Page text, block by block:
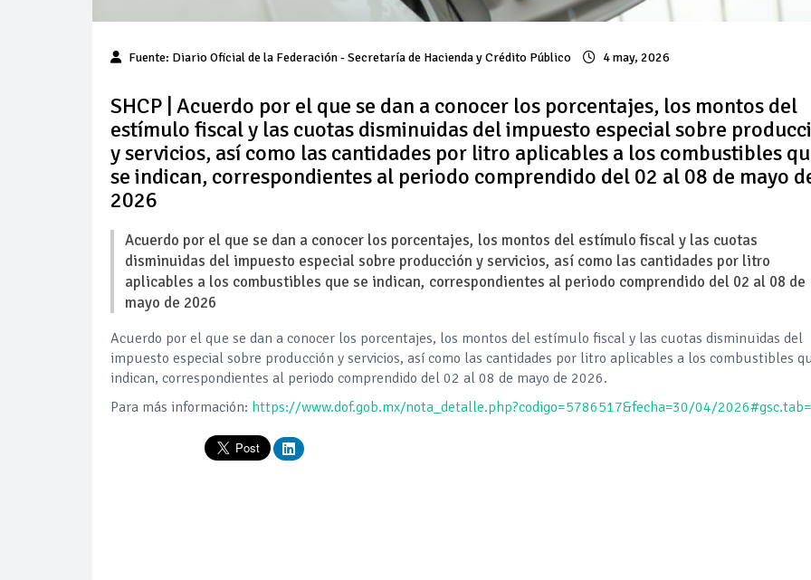
Fuente: Diario Oficial de la Federación - Secretaría de Hacienda y Crédito Público 4 may, 2026
SHCP | Acuerdo por el que se dan a conocer los porcentajes, los montos del
estímulo fiscal y las cuotas disminuidas del impuesto especial sobre
y servicios, así como las cantidades por litro aplicables a los combustibles
se indican, correspondientes al periodo comprendido del 02 al 08 de mayo
2026
Acuerdo por el que se dan a conocer los porcentajes, los montos del estímulo fiscal y las cuotas
disminuidas del impuesto especial sobre producción y servicios, así como las cantidades por litro
aplicables a los combustibles que se indican, correspondientes al periodo comprendido del 02 al 08 de
mayo de 2026
Acuerdo por el que se dan a conocer los porcentajes, los montos del estímulo fiscal y las cuotas disminuidas del
impuesto especial sobre producción y servicios, así como las cantidades por litro aplicables a los combustibles
indican, correspondientes al periodo comprendido del 02 al 08 de mayo de 2026.
Para más información: https://www.dof.gob.mx/nota_detalle.php?codigo=5786517&fecha=30/04/